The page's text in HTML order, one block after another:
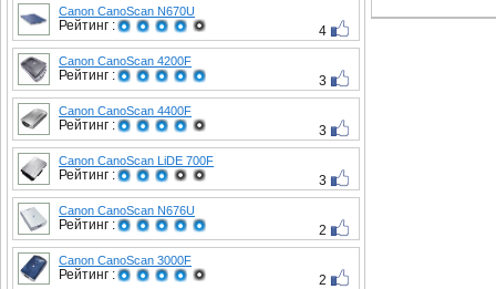
Canon CanoScan N670U
Рейтинг : 4
Canon CanoScan 4200F
Рейтинг : 3
Canon CanoScan 4400F
Рейтинг : 3
Canon CanoScan LiDE 700F
Рейтинг : 3
Canon CanoScan N676U
Рейтинг : 2
Canon CanoScan 3000F
Рейтинг : 2